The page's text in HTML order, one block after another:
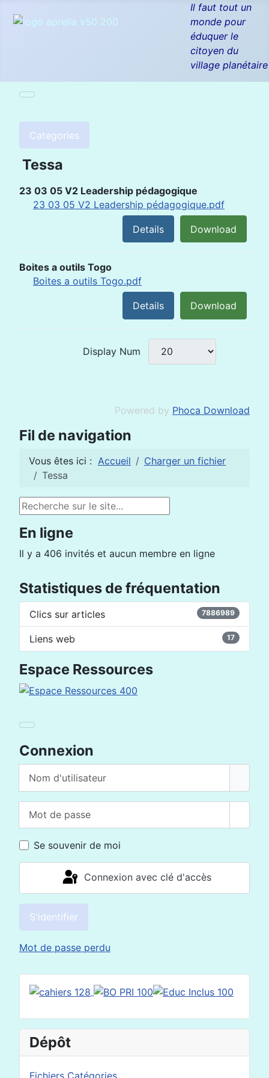
Il faut tout un
monde pour
éduquer le
citoyen du
village planétaire
Espace Ressources
Connexion
Se souvenir de moi
Connexion avec clé d'accès
S'identifier
Mot de passe perdu
Dépôt
Categories
Tessa
23 03 05 V2 Leadership pédagogique
23 03 05 V2 Leadership pédagogique.pdf
Download
Details
Boites a outils Togo
Boites a outils Togo.pdf
Download
Details
Display Num
Powered by Phoca Download
Fil de navigation
Vous êtes ici : Accueil
Charger un fichier
Tessa
Rechercher
En ligne
Il y a 406 invités et aucun membre en ligne
Statistiques de fréquentation
Clics sur articles 7886989
Liens web 17